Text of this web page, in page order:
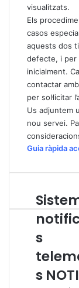
visualitzats.
Els
casos
aquests dos
defecte, i per
inicialment.
contactar
per sol·licitar
Us adjuntem
nou servei.
Guia ràpida
S
i
s
t
m
a
d
s
s